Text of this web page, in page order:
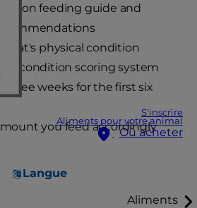
S'inscrire
Aliments pour votre animal
Où acheter
Langue
Aliments
on feeding guide and
cat's physical condition
condition scoring system
three weeks for the first six
you feed accordingly